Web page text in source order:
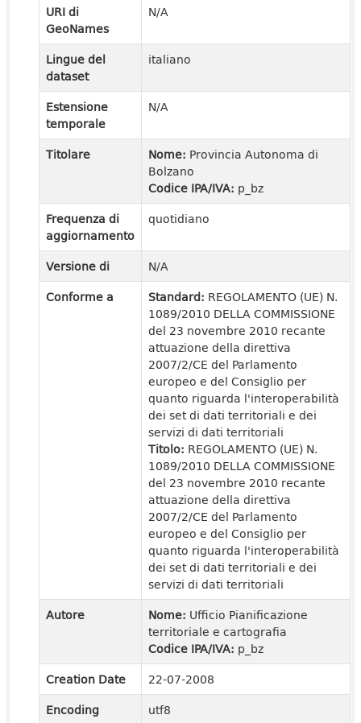
URI di
GeoNames
N/A
Lingue del
dataset
italiano
Estensione
temporale
N/A
Titolare Nome: Provincia Autonoma di
Bolzano
Codice IPA/IVA: p_bz
Frequenza di
aggiornamento
quotidiano
Versione di
N/A
Conforme a
Standard: REGOLAMENTO (UE) N.
1089/2010 DELLA COMMISSIONE
del 23 novembre 2010 recante
attuazione della direttiva
2007/2/CE del Parlamento
europeo e del Consiglio per
quanto riguarda l'interoperabilità
dei set di dati territoriali e dei
servizi di dati territoriali
Titolo: REGOLAMENTO (UE) N.
1089/2010 DELLA COMMISSIONE
del 23 novembre 2010 recante
attuazione della direttiva
2007/2/CE del Parlamento
europeo e del Consiglio per
quanto riguarda l'interoperabilità
dei set di dati territoriali e dei
servizi di dati territoriali
Autore
Nome: Ufficio Pianificazione
territoriale e cartografia
Codice IPA/IVA: p_bz
Creation Date
22-07-2008
Encoding
utf8